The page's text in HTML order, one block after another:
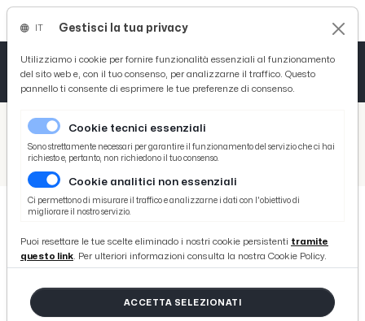
/ Picenotime
/ Eventi e Cultura
San Benedetto del Tronto: rassegna 'Incontri con l'Autore', incontro con giornalista Rai Claudio Pagliara
San Benedetto del Tronto: rassegna
'Incontri con l'Autore', incontro
con giornalista Rai Claudio
Gestisci la tua privacy
Utilizziamo i cookie per fornire funzionalità essenziali al funzionamento
del sito web e, con il tuo consenso, per analizzarne il traffico. Questo
pannello ti consente di esprimere le tue preferenze di consenso.
Cookie tecnici essenziali
Sono strettamente necessari per garantire il funzionamento del servizio che ci hai
richiesto e, pertanto, non richiedono il tuo consenso.
Cookie analitici non essenziali
Ci permettono di misurare il traffico e analizzarne i dati con l'obiettivo di
migliorare il nostro servizio.
Puoi resettare le tue scelte eliminado i nostri cookie persistenti tramite
questo link. Per ulteriori informazioni consulta la nostra Cookie Policy.
ACCETTA SELEZIONATI
Tutto News
Tutto Sport
Basket
Ciclismo
Tutto Curiosità